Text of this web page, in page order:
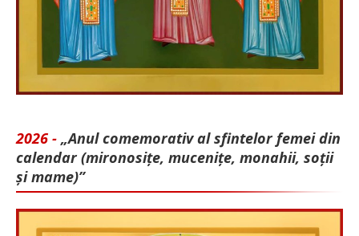
2026 - „Anul comemorativ al sfintelor femei din
calendar (mironosițe, mu­cenițe, monahii, soții
și mame)”